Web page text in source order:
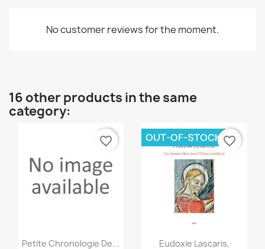
No customer reviews for the moment.
16 other products in the same
category:
Quick view
Petite Chronologie De...
favorite_border
Quick view
Eudoxie Lascaris,
OUT-OF-STOCK favorite_border